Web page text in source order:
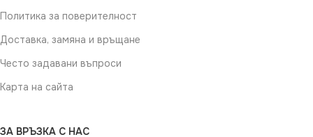
Политика за поверителност
Доставка, замяна и връщане
Често задавани въпроси
Карта на сайта
ЗА ВРЪЗКА С НАС